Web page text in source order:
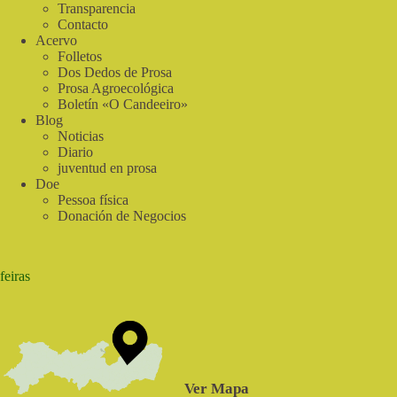
Transparencia
Contacto
Acervo
Folletos
Dos Dedos de Prosa
Prosa Agroecológica
Boletín «O Candeeiro»
Blog
Noticias
Diario
juventud en prosa
Doe
Pessoa física
Donación de Negocios
feiras
Ver Mapa